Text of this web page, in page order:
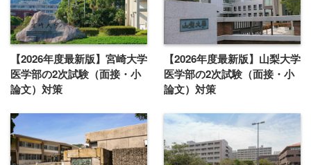
【2026年度最新版】宮崎大学
医学部の2次試験（面接・小
論文）対策
【2026年度最新版】山梨大学
医学部の2次試験（面接・小
論文）対策